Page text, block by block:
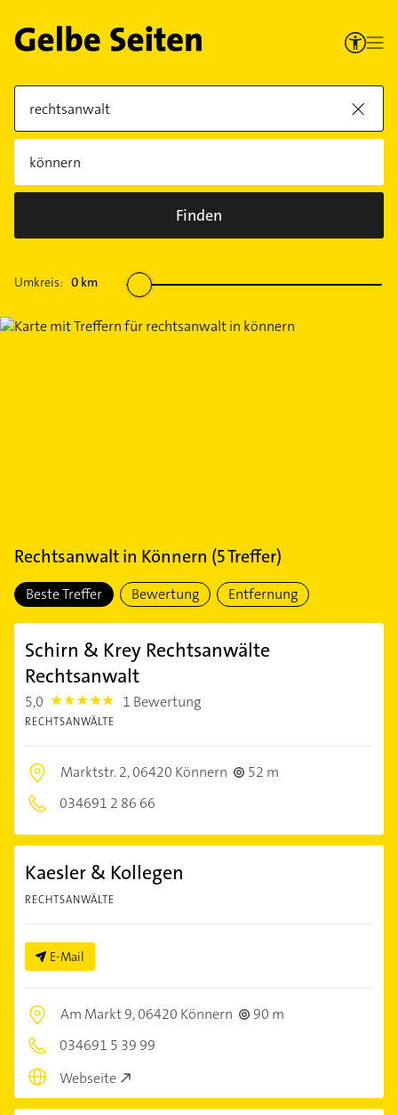
Finden
Umkreis: 0 km
Rechtsanwaltin Könnern (5Treffer)
Beste Treffer Bewertung Entfernung
Schirn & Krey Rechtsanwälte
Rechtsanwalt
5,0 5.0 1 Bewertung
RECHTSANWÄLTE
Marktstr. 2,06420 Könnern
52 m
034691 2 86 66
Kaesler & Kollegen
RECHTSANWÄLTE
E-Mail
Am Markt 9,06420 Könnern
90 m
034691 5 39 99
Webseite